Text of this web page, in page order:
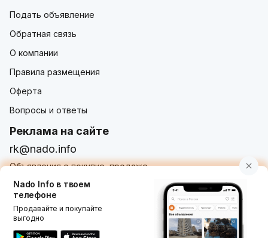
Подать объявление
Обратная связь
О компании
Правила размещения
Оферта
Вопросы и ответы
Реклама на сайте
rk@nado.info
Объявления о покупке, продаже,
услугах от частных лиц и организаций
Использование nado.info, в том числе и размещение
Nado Info в твоем
телефоне
Продавайте и покупайте
выгодно